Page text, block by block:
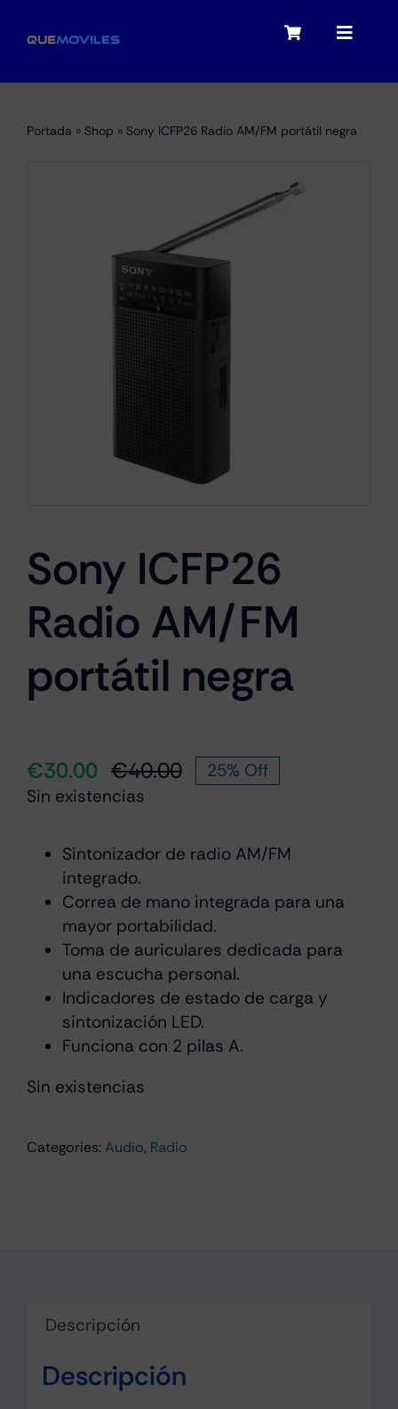
Toggle
My account
Checkout
Toggle
Audio
Marcas
Portada » Shop » Sony ICFP26 Radio AM/FM portátil negra
Sony ICFP26
Radio AM/FM
portátil negra
€40.00El
era:
€30.00
El
es:
25% Off
Sin existencias
Sintonizador de radio AM/FM
integrado.
Correa de mano integrada para una
mayor portabilidad.
Toma de auriculares dedicada para
una escucha personal.
Indicadores de estado de carga y
sintonización LED.
Funciona con 2 pilas A.
Sin existencias
Categories:Audio, Radio
Descripción
Descripción